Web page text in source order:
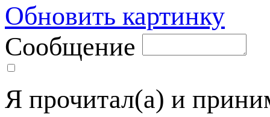
Обновить картинку
Сообщение
Я прочитал(а) и